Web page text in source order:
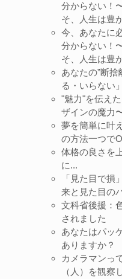
分からない！
そ、人生は豊
今、あなたに
分からない！
そ、人生は豊
あなたの”断
る・いらない
"魅力"を伝え
ザインの魔力
夢を簡単に叶
の方法一つで
体格の良さを
に...
「見た目で損
来と見た目の
文科省後援：
されました
あなたはパッ
ありますか？
カメラマンっ
（人）を観察